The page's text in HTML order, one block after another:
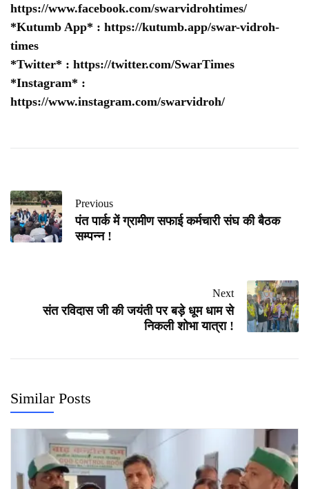
https://www.facebook.com/swarvidrohtimes/
*Kutumb App* : https://kutumb.app/swar-vidroh-
times
*Twitter* : https://twitter.com/SwarTimes
*Instagram* :
https://www.instagram.com/swarvidroh/
Previous
पंत पार्क में ग्रामीण सफाई कर्मचारी संघ की बैठक
सम्पन्न !
Next
संत रविदास जी की जयंती पर बड़े धूम धाम से
निकली शोभा यात्रा !
Similar Posts